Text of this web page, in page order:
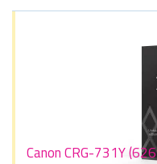
Canon CRG-731Y